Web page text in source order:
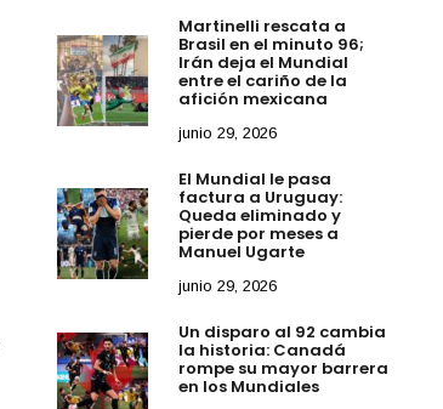
Martinelli rescata a
Brasil en el minuto 96;
Irán deja el Mundial
entre el cariño de la
afición mexicana
junio 29, 2026
El Mundial le pasa
factura a Uruguay:
Queda eliminado y
pierde por meses a
Manuel Ugarte
junio 29, 2026
Un disparo al 92 cambia
la historia: Canadá
rompe su mayor barrera
en los Mundiales